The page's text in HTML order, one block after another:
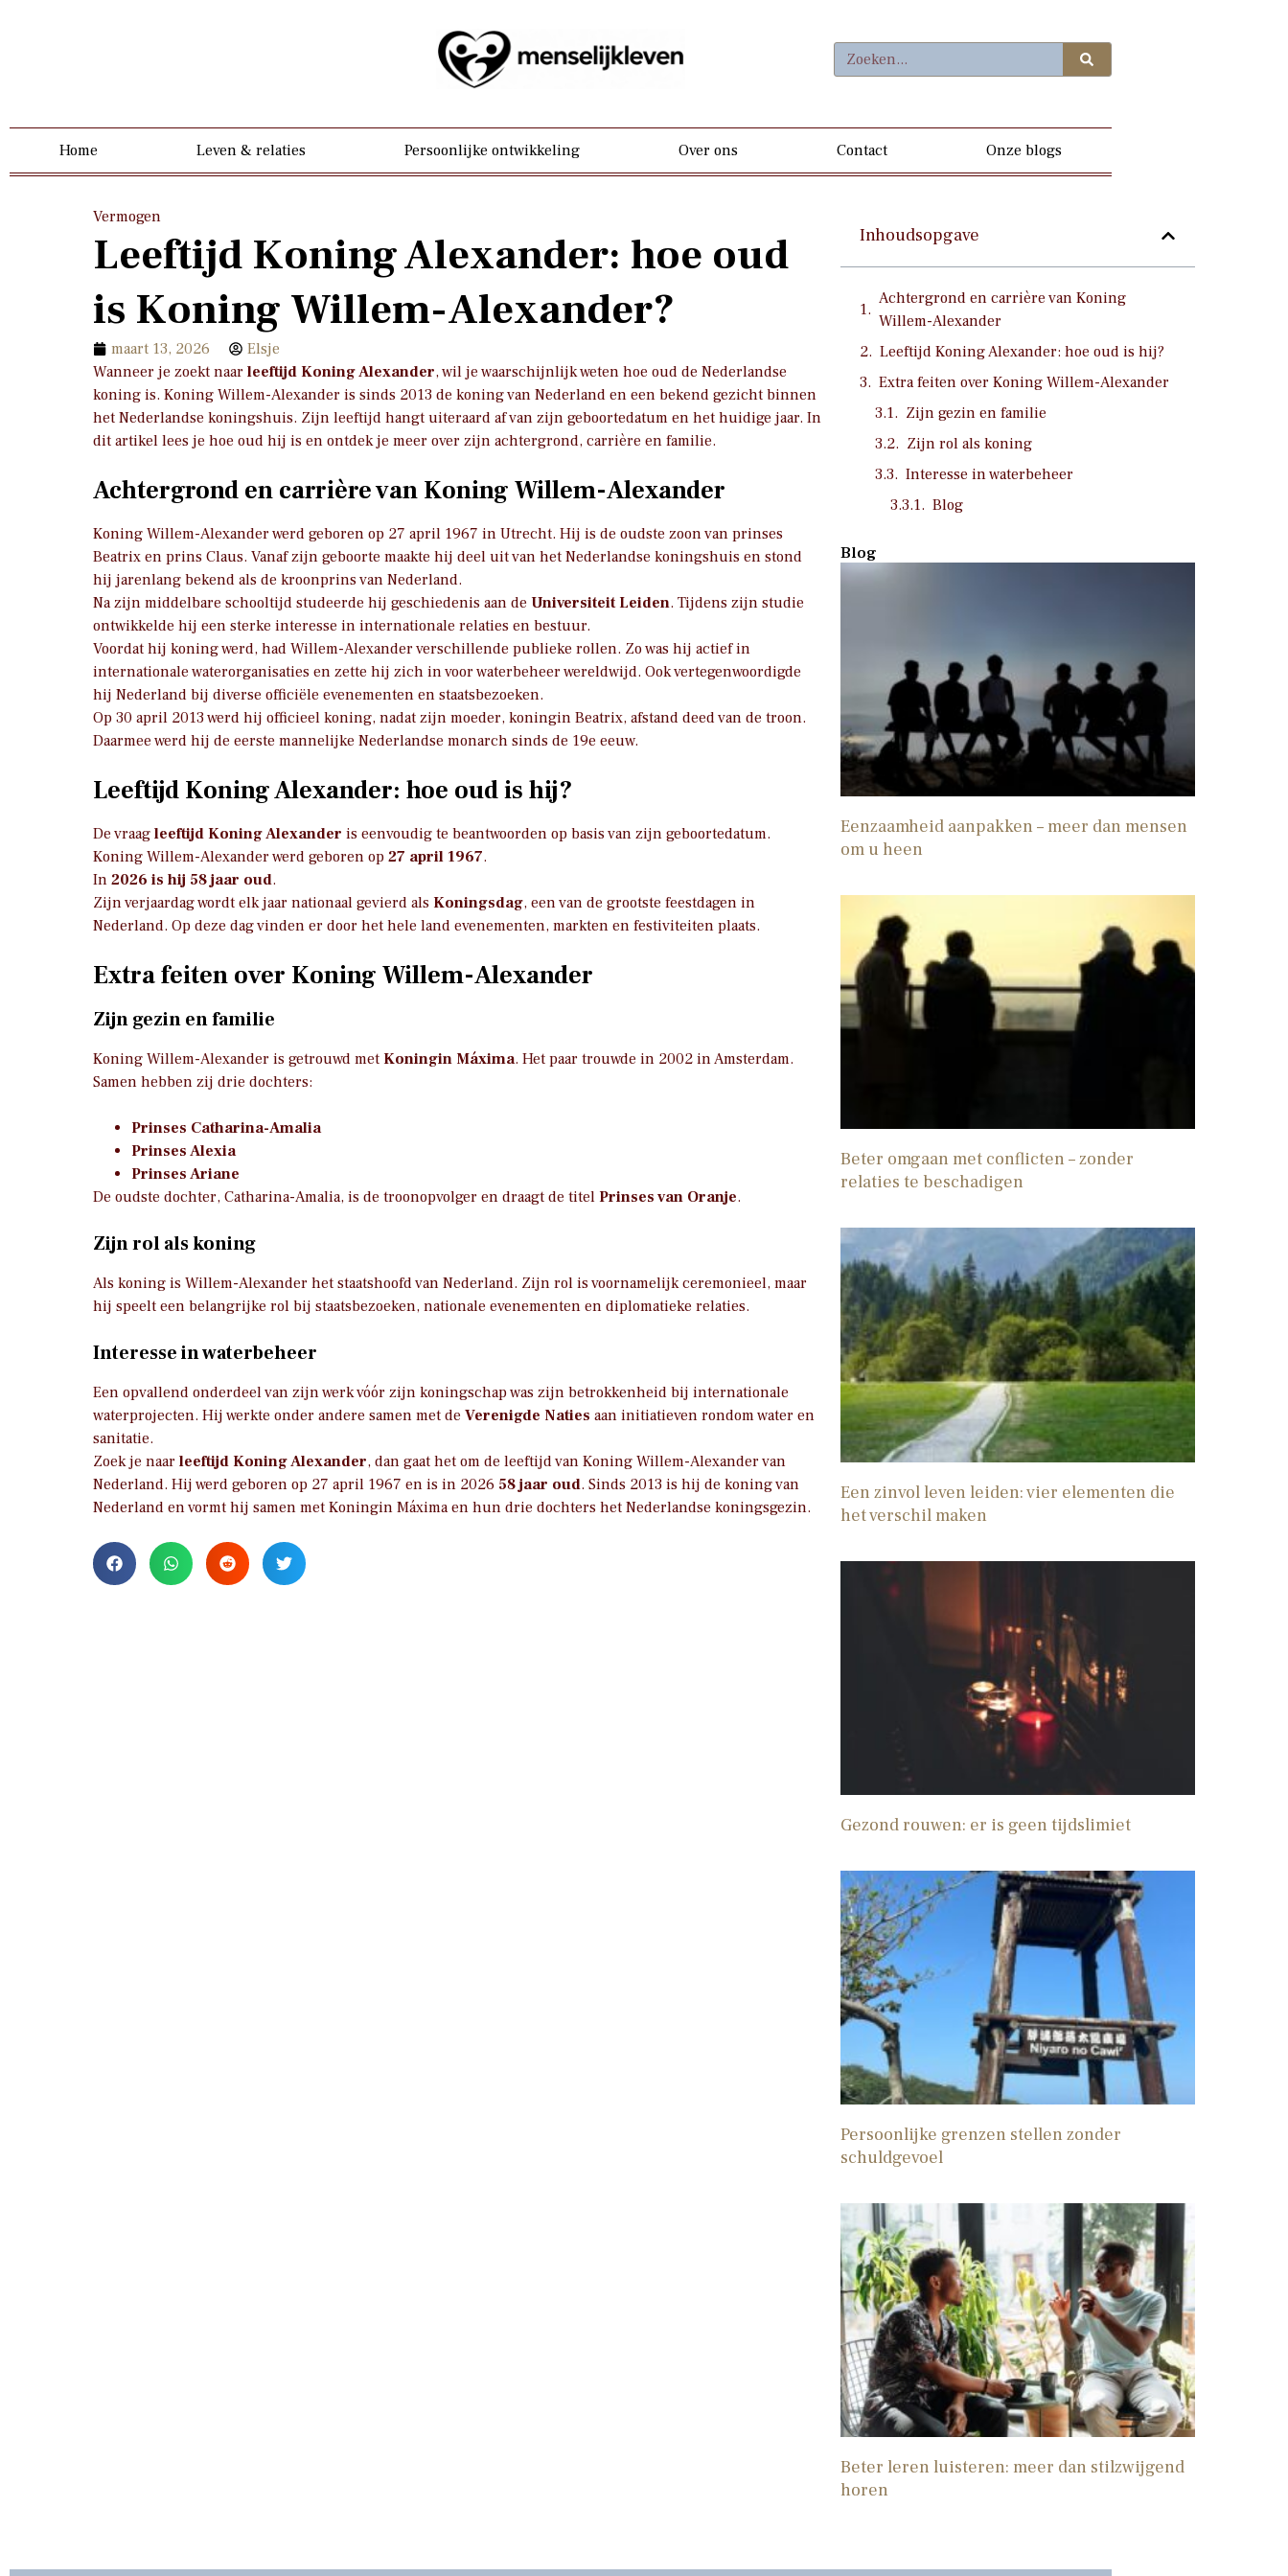
Home Leven & relaties Persoonlijke ontwikkeling Over ons Contact Onze blogs
Vermogen
Leeftijd Koning Alexander: hoe oud
is Koning Willem-Alexander?
maart 13, 2026
Elsje
Wanneer je zoekt naar leeftijd Koning Alexander, wil je waarschijnlijk weten hoe oud de Nederlandse
koning is. Koning Willem-Alexander is sinds 2013 de koning van Nederland en een bekend gezicht binnen
het Nederlandse koningshuis. Zijn leeftijd hangt uiteraard af van zijn geboortedatum en het huidige jaar. In
dit artikel lees je hoe oud hij is en ontdek je meer over zijn achtergrond, carrière en familie.
Achtergrond en carrière van Koning Willem-Alexander
Koning Willem-Alexander werd geboren op 27 april 1967 in Utrecht. Hij is de oudste zoon van prinses
Beatrix en prins Claus. Vanaf zijn geboorte maakte hij deel uit van het Nederlandse koningshuis en stond
hij jarenlang bekend als de kroonprins van Nederland.
Na zijn middelbare schooltijd studeerde hij geschiedenis aan de Universiteit Leiden. Tijdens zijn studie
ontwikkelde hij een sterke interesse in internationale relaties en bestuur.
Voordat hij koning werd, had Willem-Alexander verschillende publieke rollen. Zo was hij actief in
internationale waterorganisaties en zette hij zich in voor waterbeheer wereldwijd. Ook vertegenwoordigde
hij Nederland bij diverse officiële evenementen en staatsbezoeken.
Op 30 april 2013 werd hij officieel koning, nadat zijn moeder, koningin Beatrix, afstand deed van de troon.
Daarmee werd hij de eerste mannelijke Nederlandse monarch sinds de 19e eeuw.
Leeftijd Koning Alexander: hoe oud is hij?
De vraag leeftijd Koning Alexander is eenvoudig te beantwoorden op basis van zijn geboortedatum.
Koning Willem-Alexander werd geboren op 27 april 1967.
In 2026 is hij 58 jaar oud.
Zijn verjaardag wordt elk jaar nationaal gevierd als Koningsdag, een van de grootste feestdagen in
Nederland. Op deze dag vinden er door het hele land evenementen, markten en festiviteiten plaats.
Extra feiten over Koning Willem-Alexander
Zijn gezin en familie
Koning Willem-Alexander is getrouwd met Koningin Máxima. Het paar trouwde in 2002 in Amsterdam.
Samen hebben zij drie dochters:
Prinses Catharina-Amalia
Prinses Alexia
Prinses Ariane
De oudste dochter, Catharina-Amalia, is de troonopvolger en draagt de titel Prinses van Oranje.
Zijn rol als koning
Als koning is Willem-Alexander het staatshoofd van Nederland. Zijn rol is voornamelijk ceremonieel, maar
hij speelt een belangrijke rol bij staatsbezoeken, nationale evenementen en diplomatieke relaties.
Interesse in waterbeheer
Een opvallend onderdeel van zijn werk vóór zijn koningschap was zijn betrokkenheid bij internationale
waterprojecten. Hij werkte onder andere samen met de Verenigde Naties aan initiatieven rondom water en
sanitatie.
Zoek je naar leeftijd Koning Alexander, dan gaat het om de leeftijd van Koning Willem-Alexander van
Nederland. Hij werd geboren op 27 april 1967 en is in 2026 58 jaar oud. Sinds 2013 is hij de koning van
Nederland en vormt hij samen met Koningin Máxima en hun drie dochters het Nederlandse koningsgezin.
Inhoudsopgave
Achtergrond en carrière van Koning
Willem-Alexander
Leeftijd Koning Alexander: hoe oud is hij?
Extra feiten over Koning Willem-Alexander
Zijn gezin en familie
Zijn rol als koning
Interesse in waterbeheer
Blog
Blog
Eenzaamheid aanpakken – meer dan mensen
om u heen
Beter omgaan met conflicten – zonder
relaties te beschadigen
Een zinvol leven leiden: vier elementen die
het verschil maken
Gezond rouwen: er is geen tijdslimiet
Persoonlijke grenzen stellen zonder
schuldgevoel
Beter leren luisteren: meer dan stilzwijgend
horen